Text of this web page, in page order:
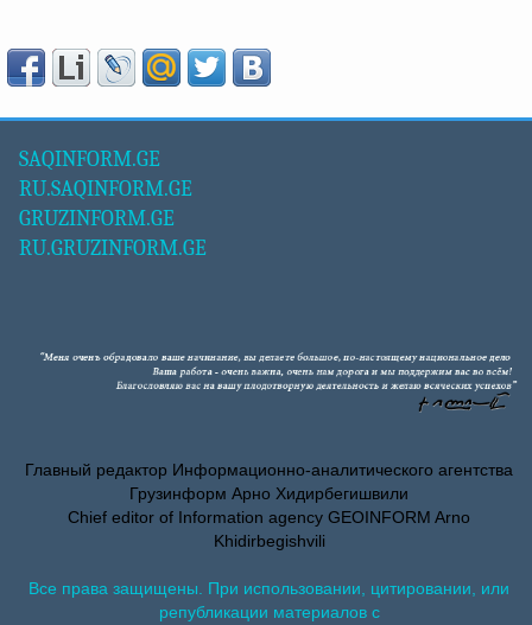
SAQINFORM.GE
RU.SAQINFORM.GE
GRUZINFORM.GE
RU.GRUZINFORM.GE
Главный редактор Информационно-аналитического агентства
Грузинформ Арно Хидирбегишвили
Chief editor of Information agency GEOINFORM Arno
Khidirbegishvili
Все права защищены. При использовании, цитировании, или
републикации материалов с